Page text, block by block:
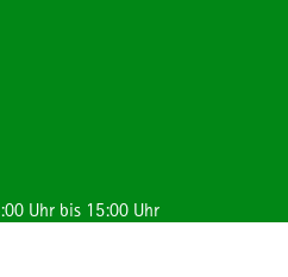
Uhr bis 15:00 Uhr